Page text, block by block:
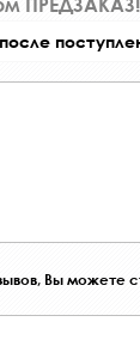
Вы можете